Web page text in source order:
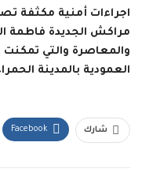
اجراءات أمنية مكثفة
مراكش الجديدة فاطمة
والمعاصرة والتي
العمودية بالمدينة
شارك Facebook